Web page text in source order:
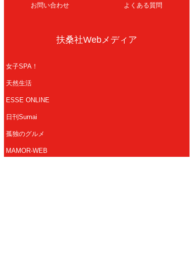
お問い合わせ よくある質問
扶桑社Webメディア
女子SPA！
天然生活
ESSE ONLINE
日刊Sumai
孤独のグルメ
MAMOR-WEB